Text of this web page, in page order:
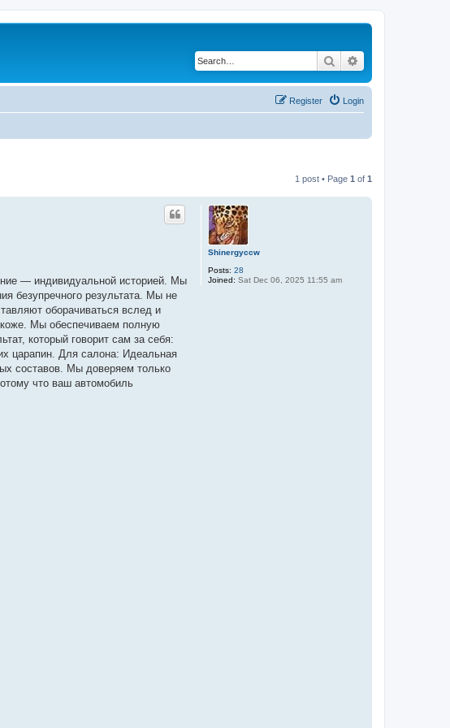
Search
Login
Register
1 post • Page 1 of 1
Shinergyccw
Posts: 28
Joined: Sat Dec 06, 2025 11:55 am
— индивидуальной историей. Мы
безупречного результата. Мы не
оборачиваться вслед и
Мы обеспечиваем полную
который говорит сам за себя:
царапин. Для салона: Идеальная
составов. Мы доверяем только
что ваш автомобиль